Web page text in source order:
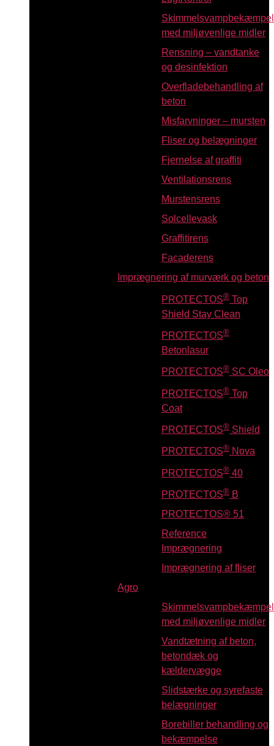
med miljøvenlige midler
Rensning – vandtanke
og desinfektion
Overfladebehandling af
beton
Misfarvninger – mursten
Fliser og belægninger
Fjernelse af graffiti
Ventilationsrens
Murstensrens
Solcellevask
Graffitirens
Facaderens
Imprægnering af murværk og beton
PROTECTOS® Top
Shield Stay Clean
PROTECTOS®
Betonlasur
PROTECTOS® SC Oleo
PROTECTOS® Top
Coat
PROTECTOS® Shield
PROTECTOS® Nova
PROTECTOS® 40
PROTECTOS® B
PROTECTOS® 51
Reference
Imprægnering
Imprægnering af fliser
Agro
med miljøvenlige midler
Vandtætning af beton,
betondæk og
kældervægge
Slidstærke og syrefaste
belægninger
Borebiller behandling og
bekæmpelse